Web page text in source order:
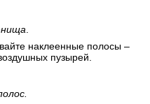
.
наклеенные полосы –
пузырей.